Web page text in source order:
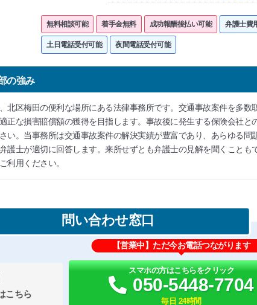
無料相談可能 着手金無料 成功報酬後払い可能 弁護士費
土日電話受付可能 夜間電話受付可能
の強み
北区梅田の便利な場所にある法律事務所です。交通事故案件を多数
正な損害賠償額の獲得を目指します。事故後に発生する保険会社と
い。当事務所は交通事故案件の解決実績が豊富であり、あらゆる問
護士が適切に回答します。来所せずとも弁護士の見解を聞くことも
利用ください。
問い合わせ窓口
こちら
【営業中】ただ今お電話つながります
スマホの方はこちらをクリック
050-5448-7704
毎日 24時間